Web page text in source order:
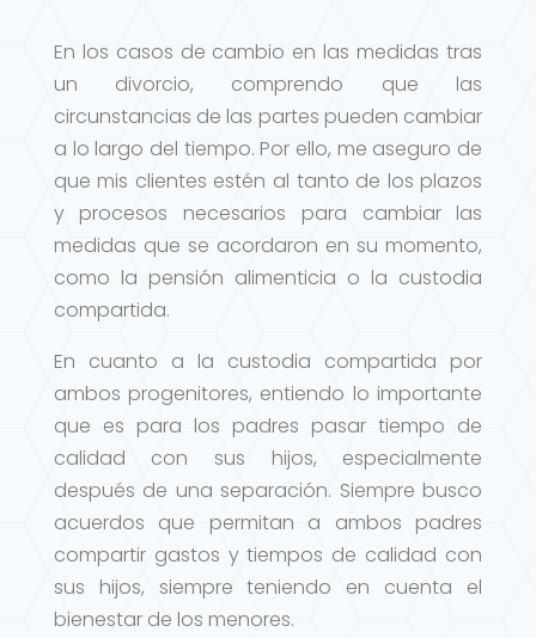
En los casos de cambio en las medidas tras
un divorcio, comprendo que las
circunstancias de las partes pueden cambiar
a lo largo del tiempo. Por ello, me aseguro de
que mis clientes estén al tanto de los plazos
y procesos necesarios para cambiar las
medidas que se acordaron en su momento,
como la pensión alimenticia o la custodia
compartida.
En cuanto a la custodia compartida por
ambos progenitores, entiendo lo importante
que es para los padres pasar tiempo de
calidad con sus hijos, especialmente
después de una separación. Siempre busco
acuerdos que permitan a ambos padres
compartir gastos y tiempos de calidad con
sus hijos, siempre teniendo en cuenta el
bienestar de los menores.